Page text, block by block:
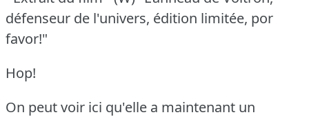
défenseur de l'univers, édition limitée, por
favor!"
Hop!
On peut voir ici qu'elle a maintenant un